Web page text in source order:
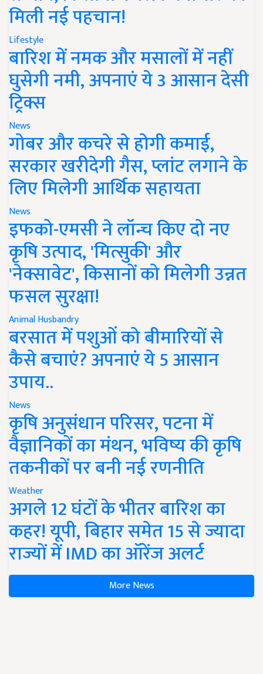
मिली नई पहचान!
Lifestyle
बारिश में नमक और मसालों में नहीं
घुसेगी नमी, अपनाएं ये 3 आसान देसी
ट्रिक्स
News
गोबर और कचरे से होगी कमाई,
सरकार खरीदेगी गैस, प्लांट लगाने के
लिए मिलेगी आर्थिक सहायता
News
इफको-एमसी ने लॉन्च किए दो नए
कृषि उत्पाद, 'मित्सुकी' और
'नेक्सावेट', किसानों को मिलेगी उन्नत
फसल सुरक्षा!
Animal Husbandry
बरसात में पशुओं को बीमारियों से
कैसे बचाएं? अपनाएं ये 5 आसान
उपाय..
News
कृषि अनुसंधान परिसर, पटना में
वैज्ञानिकों का मंथन, भविष्य की कृषि
तकनीकों पर बनी नई रणनीति
Weather
अगले 12 घंटों के भीतर बारिश का
कहर! यूपी, बिहार समेत 15 से ज्यादा
राज्यों में IMD का ऑरेंज अलर्ट
More News